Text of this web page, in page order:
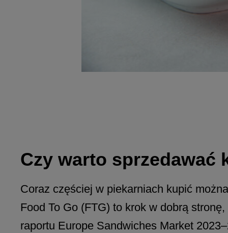
Czy warto sprzedawać
Coraz częściej w piekarniach kupić
Food To Go (FTG) to krok w dobrą
raportu Europe Sandwiches Market